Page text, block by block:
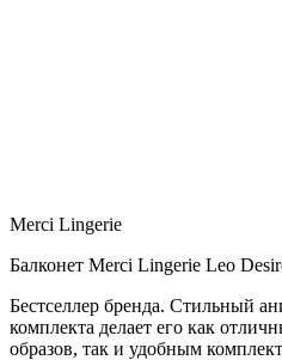
Merci Lingerie
Балконет Merci Lingerie Leo
Бестселлер бренда. Стильный
комплекта делает его как
образов, так и удобным